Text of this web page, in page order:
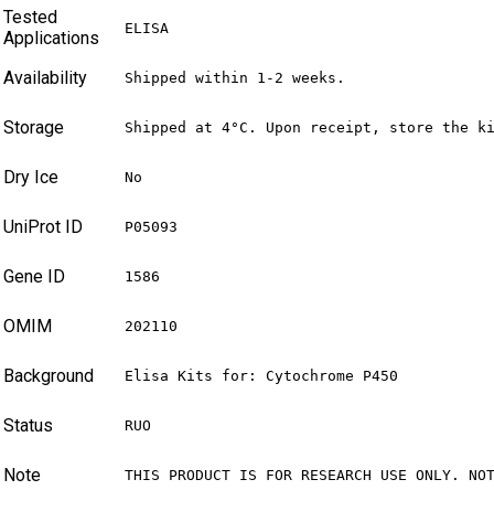
Tested
Applications
ELISA
Availability Shipped within 1-2 weeks.
Storage Shipped at 4°C. Upon receipt, store
Dry Ice No
UniProt ID P05093
Gene ID 1586
OMIM 202110
Background Elisa Kits for: Cytochrome P450
Status RUO
Note THIS PRODUCT IS FOR RESEARCH USE